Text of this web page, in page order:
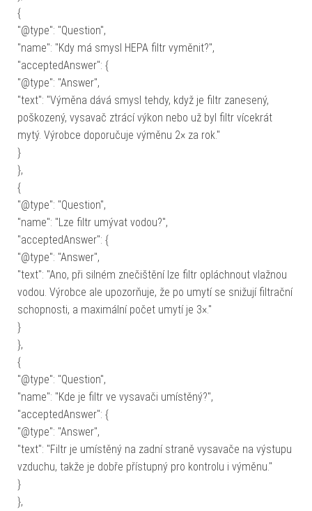
{
"@type": "Question",
"name": "Kdy má smysl HEPA filtr vyměnit?",
"acceptedAnswer": {
"@type": "Answer",
"text": "Výměna dává smysl tehdy, když je filtr zanesený,
poškozený, vysavač ztrácí výkon nebo už byl filtr vícekrát
mytý. Výrobce doporučuje výměnu 2× za rok."
}
},
{
"@type": "Question",
"name": "Lze filtr umývat vodou?",
"acceptedAnswer": {
"@type": "Answer",
"text": "Ano, při silném znečištění lze filtr opláchnout vlažnou
vodou. Výrobce ale upozorňuje, že po umytí se snižují filtrační
schopnosti, a maximální počet umytí je 3×."
}
},
{
"@type": "Question",
"name": "Kde je filtr ve vysavači umístěný?",
"acceptedAnswer": {
"@type": "Answer",
"text": "Filtr je umístěný na zadní straně vysavače na výstupu
vzduchu, takže je dobře přístupný pro kontrolu i výměnu."
}
},